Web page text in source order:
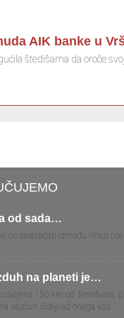
AIK banke u
štedišama da oroče
od sada…
će saobraćati između Vršca i
na planeti je…
150 km od Temišvara,
vazduh čistiji od onoga kod…